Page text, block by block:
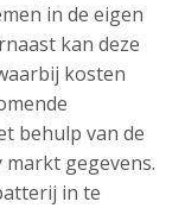
in de eigen
kan deze
kosten
behulp van de
markt gegevens.
in te